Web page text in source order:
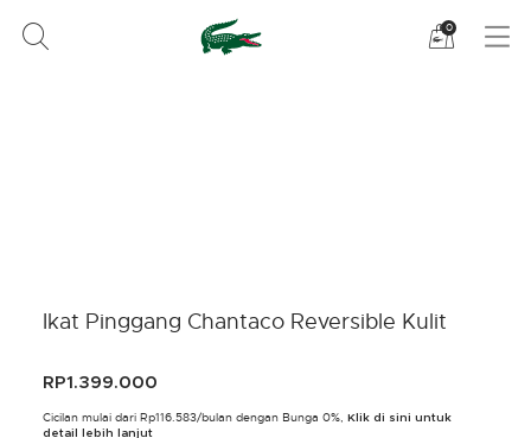
Lihat
0
Ikat Pinggang Chantaco Reversible Kulit
RP1.399.000
Cicilan mulai dari Rp116.583/bulan dengan Bunga 0%, Klik di sini untuk
detail lebih lanjut